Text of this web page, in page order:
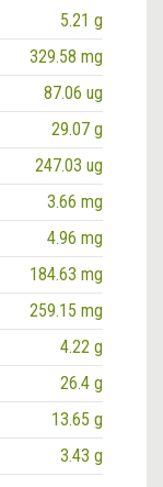
5.21 g
329.58 mg
87.06 ug
29.07 g
247.03 ug
3.66 mg
4.96 mg
184.63 mg
259.15 mg
4.22 g
26.4 g
13.65 g
3.43 g